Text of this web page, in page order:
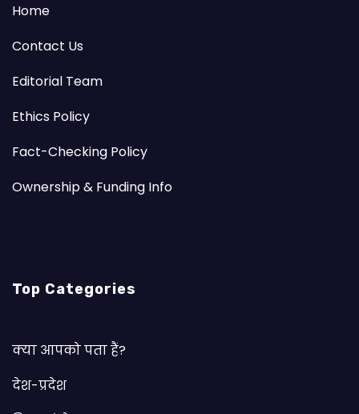
Home
Contact Us
Editorial Team
Ethics Policy
Fact-Checking Policy
Ownership & Funding Info
Top Categories
क्या आपको पता हैं?
देश-प्रदेश